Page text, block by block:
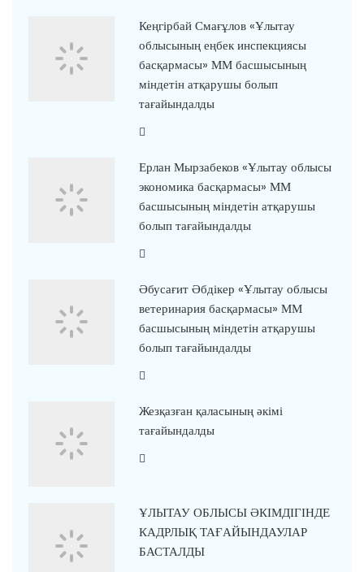
Кеңгірбай Смағұлов «Ұлытау
облысының еңбек инспекциясы
басқармасы» ММ басшысының
міндетін атқарушы болып
тағайындалды
Ерлан Мырзабеков «Ұлытау облысы
экономика басқармасы» ММ
басшысының міндетін атқарушы
болып тағайындалды
Әбусағит Әбдікер «Ұлытау облысы
ветеринария басқармасы» ММ
басшысының міндетін атқарушы
болып тағайындалды
Жезқазған қаласының әкімі
тағайындалды
ҰЛЫТАУ ОБЛЫСЫ ӘКІМДІГІНДЕ
КАДРЛЫҚ ТАҒАЙЫНДАУЛАР
БАСТАЛДЫ